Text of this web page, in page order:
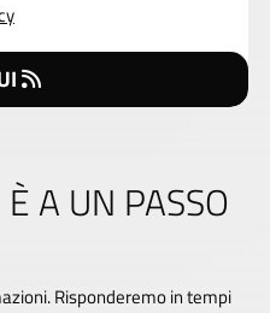
A UN PASSO
Risponderemo in tempi